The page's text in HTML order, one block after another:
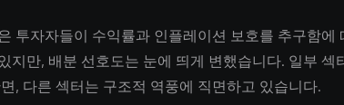
투자자들이 수익률과 인플레이션 보호를 추구함에
지만, 배분 선호도는 눈에 띄게 변했습니다. 일부 섹
, 다른 섹터는 구조적 역풍에 직면하고 있습니다.